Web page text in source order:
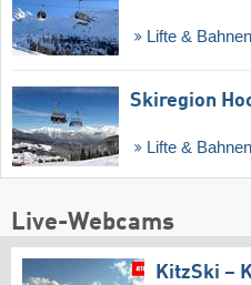
Lifte &
Skiregion
Lifte &
Live-Webcams
KitzSki –